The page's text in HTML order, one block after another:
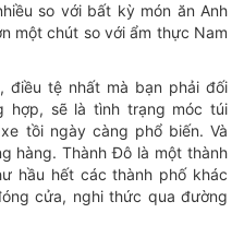
so với bất kỳ món ăn Anh
một chút so với ẩm thực Nam
điều tệ nhất mà bạn phải đối
hợp, sẽ là tình trạng móc túi
tồi ngày càng phổ biến. Và
hàng. Thành Đô là một thành
hầu hết các thành phố khác
cửa, nghi thức qua đường